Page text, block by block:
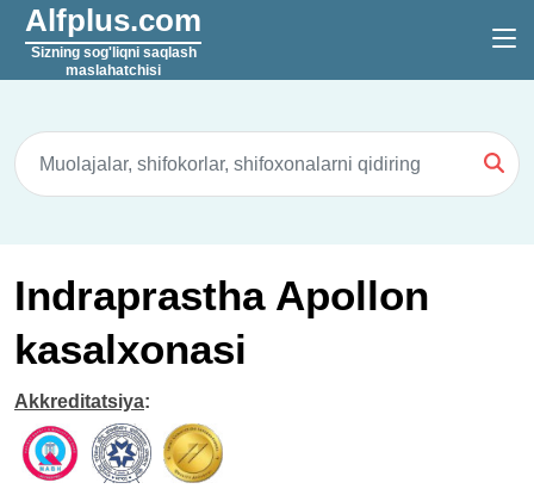
Alfplus.com
Sizning sog'liqni saqlash
maslahatchisi
Indraprastha Apollon
kasalxonasi
Akkreditatsiya: